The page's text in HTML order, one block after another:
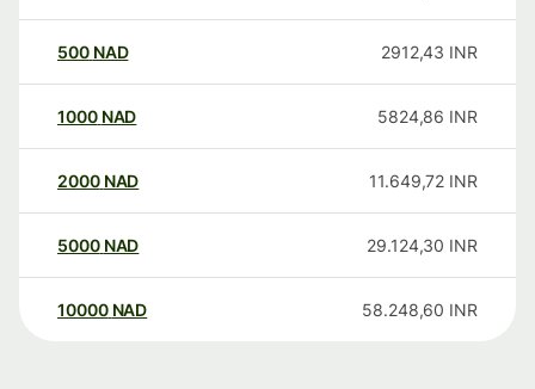
500 NAD 2912,43 INR
1000 NAD 5824,86 INR
2000 NAD 11.649,72 INR
5000 NAD 29.124,30 INR
10000 NAD 58.248,60 INR